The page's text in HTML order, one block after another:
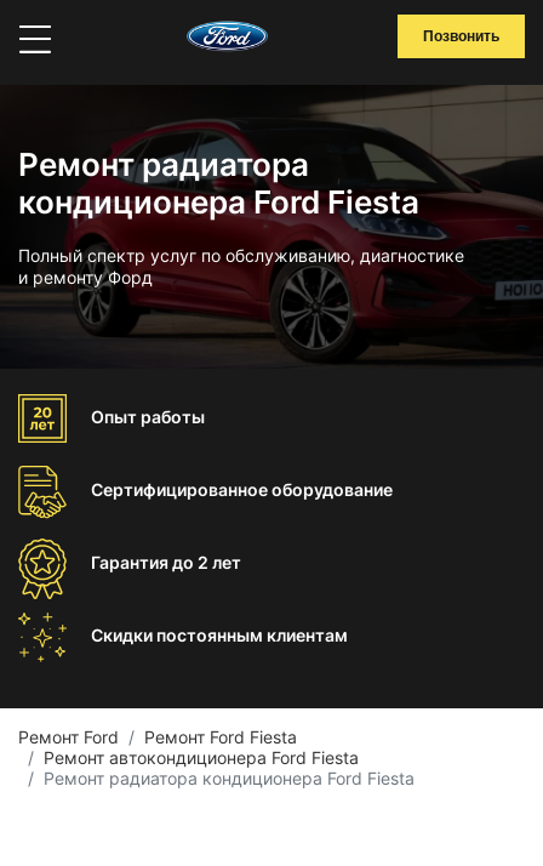
Позвонить
Ремонт радиатора
кондиционера Ford Fiesta
Полный спектр услуг по обслуживанию, диагностике
и ремонту Форд
Опыт работы
Сертифицированноеоборудование
Гарантиядо 2 лет
Скидки постоянным клиентам
Ремонт Ford
Ремонт Ford Fiesta
Ремонт автокондиционера Ford Fiesta
Ремонт радиатора кондиционера Ford Fiesta